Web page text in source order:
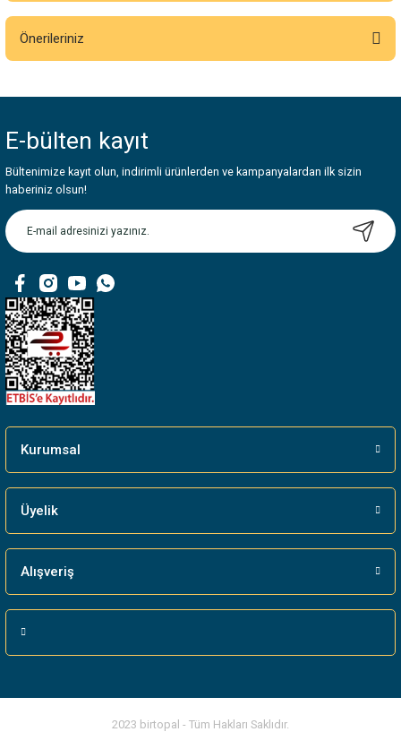
Önerileriniz
Görüş ve önerileriniz için teşekkür ederiz.
Ürün resmi kalitesiz, bozuk veya görüntülenemiyor.
Ürün açıklamasında eksik bilgiler bulunuyor.
Ürün bilgilerinde hatalar bulunuyor.
Bu ürüne benzer farklı alternatifler olmalı.
E-bülten kayıt
Bültenimize kayıt olun, indirimli ürünlerden ve kampanyalardan ilk sizin
haberiniz olsun!
Kurumsal
Üyelik
Alışveriş
2023 birtopal - Tüm Hakları Saklıdır.